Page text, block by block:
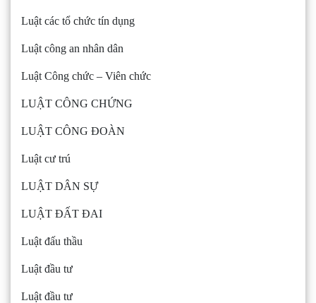
Luật các tổ chức tín dụng
Luật công an nhân dân
Luật Công chức – Viên chức
LUẬT CÔNG CHỨNG
LUẬT CÔNG ĐOÀN
Luật cư trú
LUẬT DÂN SỰ
LUẬT ĐẤT ĐAI
Luật đấu thầu
Luật đầu tư
Luật đầu tư